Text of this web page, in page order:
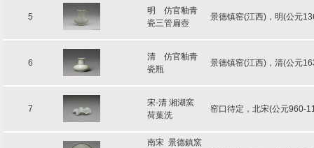
5
明 仿官釉青
瓷三管扁壺
景德镇窑(江西)，明(公元
6
清 仿官釉青
瓷瓶
景德镇窑(江西)，清(公元
7
宋-清 湘湖窯
荷葉洗
窑口待定，北宋(公元960-
南宋 景德鎮窯